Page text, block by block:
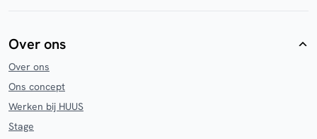
Over ons
Over ons
Ons concept
Werken bij HUUS
Stage